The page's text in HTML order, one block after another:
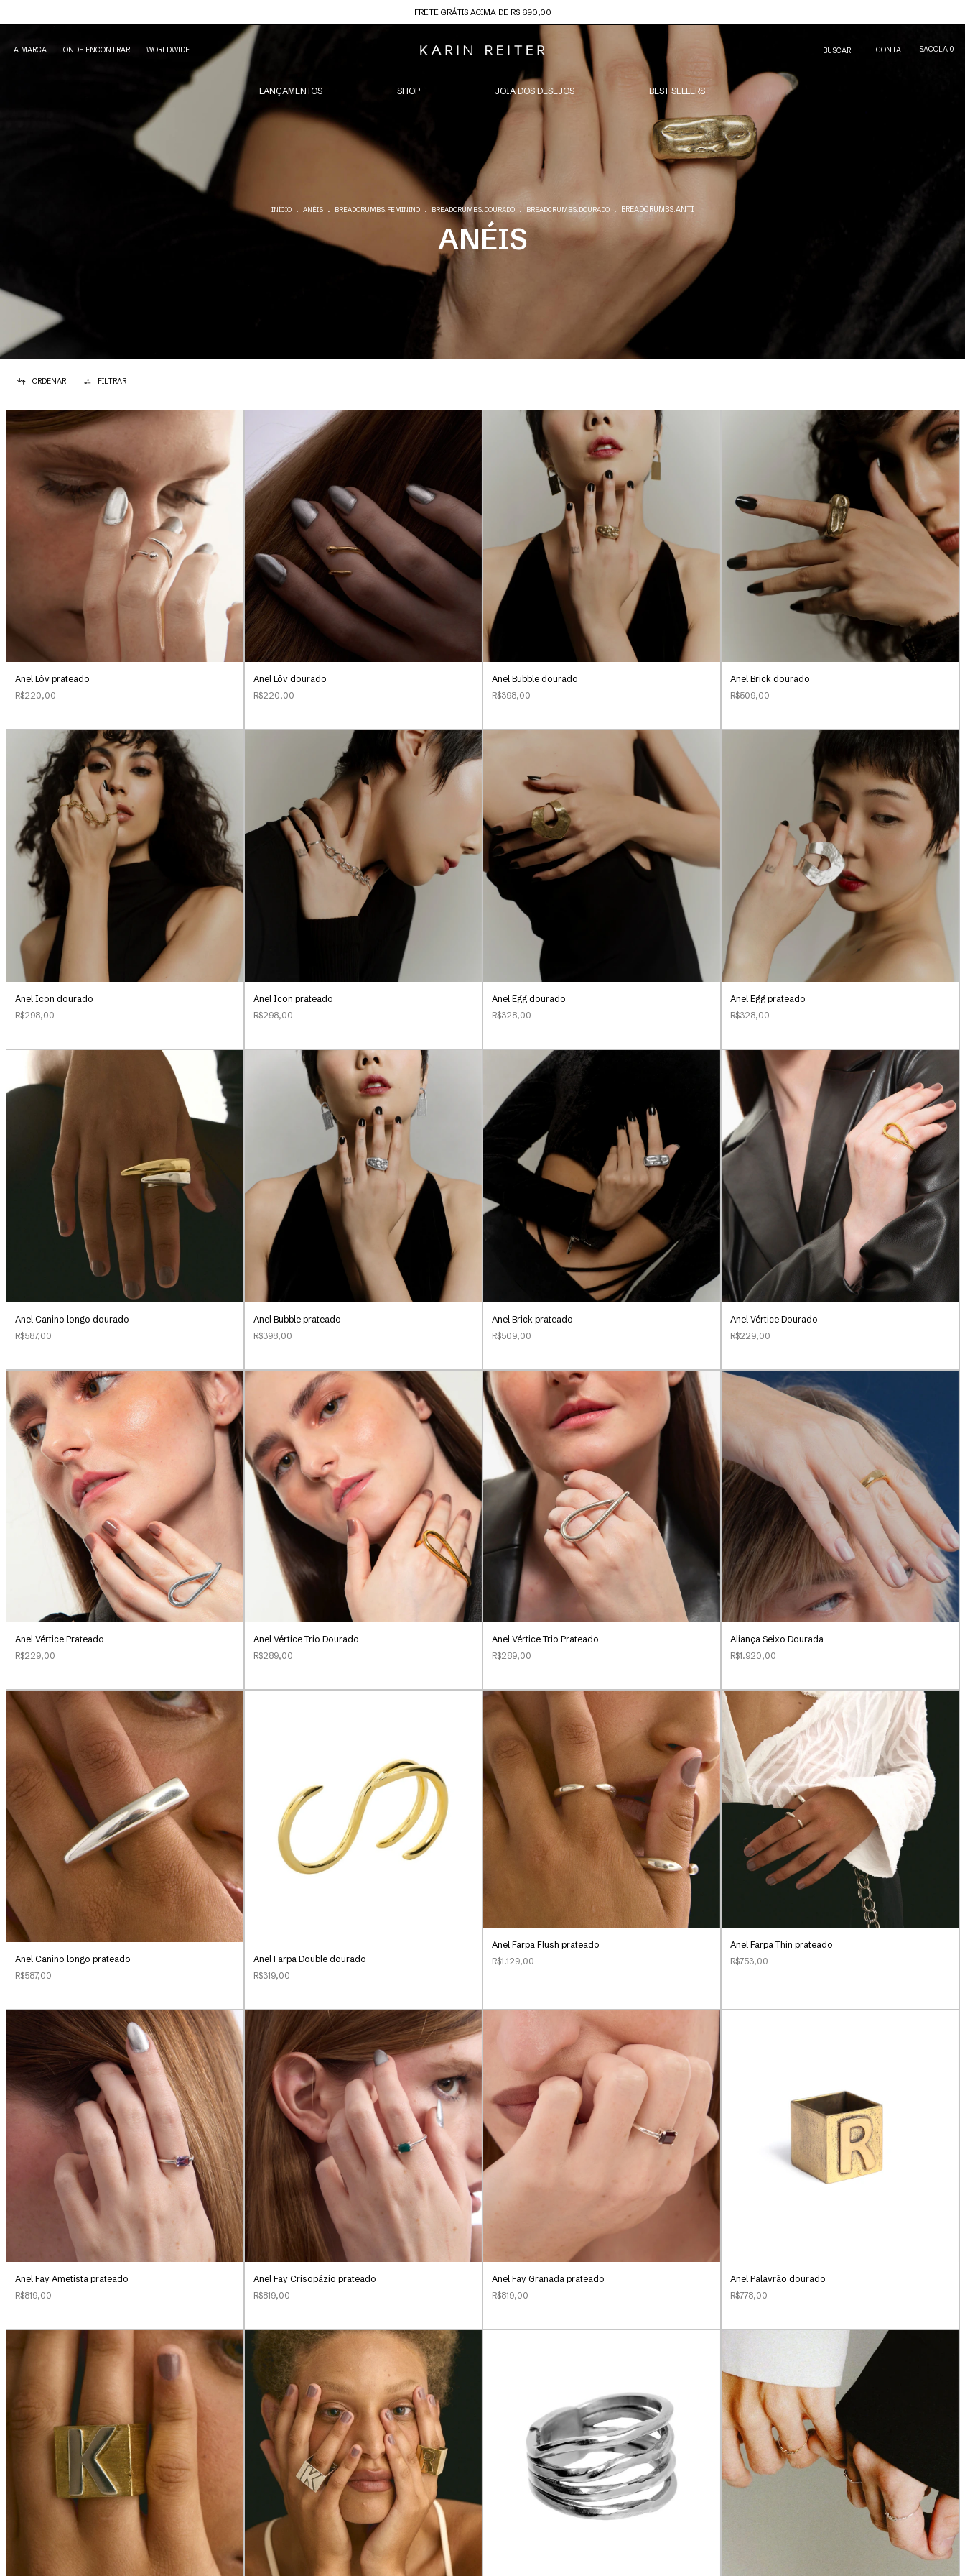
FRETE GRÁTIS ACIMA DE R$ 690,00
A MARCA ONDE ENCONTRAR WORLDWIDE BUSCAR CONTA SACOLA 0
LANÇAMENTOS SHOP JOIA DOS DESEJOS BEST SELLERS
INÍCIO . ANÉIS . BREADCRUMBS.FEMININO . BREADCRUMBS.DOURADO . BREADCRUMBS.DOURADO . BREADCRUMBS.ANTI
ANÉIS
ORDENAR FILTRAR
Anel Lôv prateado
R$220,00
Anel Lôv dourado
R$220,00
Anel Bubble dourado
R$398,00
Anel Brick dourado
R$509,00
Anel Icon dourado
R$298,00
Anel Icon prateado
R$298,00
Anel Egg dourado
R$328,00
Anel Egg prateado
R$328,00
Anel Canino longo dourado
R$587,00
Anel Bubble prateado
R$398,00
Anel Brick prateado
R$509,00
Anel Vértice Dourado
R$229,00
Anel Vértice Prateado
R$229,00
Anel Vértice Trio Dourado
R$289,00
Anel Vértice Trio Prateado
R$289,00
Aliança Seixo Dourada
R$1.920,00
Anel Canino longo prateado
R$587,00
Anel Farpa Double dourado
R$319,00
Anel Farpa Flush prateado
R$1.129,00
Anel Farpa Thin prateado
R$753,00
Anel Fay Ametista prateado
R$819,00
Anel Fay Crisopázio prateado
R$819,00
Anel Fay Granada prateado
R$819,00
Anel Palavrão dourado
R$778,00